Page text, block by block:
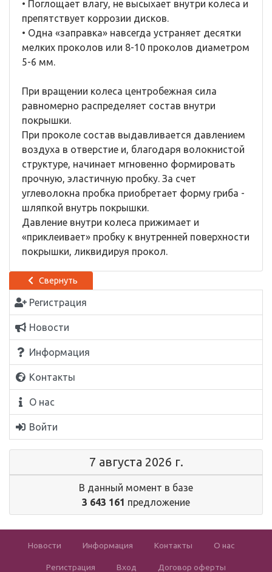
Свернуть
Регистрация
Новости
Информация
Контакты
О нас
Войти
7 августа 2026 г.
В данный момент в базе
3 643 161 предложение
• Поглощает влагу, не высыхает внутри колеса и
препятствует коррозии дисков.
• Одна «заправка» навсегда устраняет десятки
мелких проколов или 8-10 проколов диаметром
5-6 мм.
При вращении колеса центробежная сила
равномерно распределяет состав внутри
покрышки.
При проколе состав выдавливается давлением
воздуха в отверстие и, благодаря волокнистой
структуре, начинает мгновенно формировать
прочную, эластичную пробку. За счет
углеволокна пробка приобретает форму гриба -
шляпкой внутрь покрышки.
Давление внутри колеса прижимает и
«приклеивает» пробку к внутренней поверхности
покрышки, ликвидируя прокол.
Новости Информация Контакты О нас
Регистрация Вход Договор оферты